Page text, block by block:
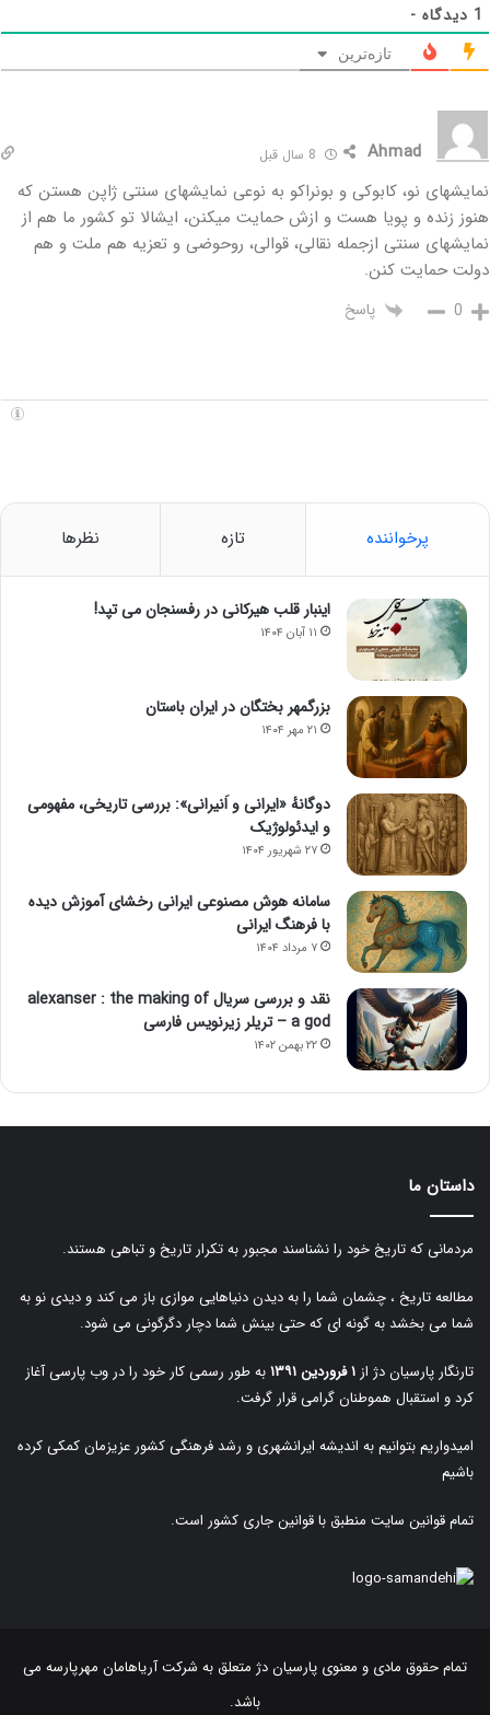
1 دیدگاه -
تازه‌ترین
Ahmad
نمایشهای نو، کابوکی و بونراکو به نوعی نمایشهای سنتی ژاپن هستن که
هنوز زنده و پویا هست و ازش حمایت میکنن، ایشالا تو کشور ما هم از
نمایشهای سنتی ازجمله نقالی، قوالی، روحوضی و تعزیه هم ملت و هم
دولت حمایت کنن.
0 پاسخ
پرخواننده تازه نظرها
اینبار قلب هیرکانی در رفسنجان می تپد!
۱۱ آبان ۱۴۰۴
بزرگمهر بختگان در ایران باستان
۲۱ مهر ۱۴۰۴
دوگانهٔ «ایرانی و اَنیرانی»: بررسی تاریخی، مفهومی
و ایدئولوژیک
۲۷ شهریور ۱۴۰۴
سامانه هوش مصنوعی ایرانی رخشای آموزش دیده
با فرهنگ ایرانی
۷ مرداد ۱۴۰۴
نقد و بررسی سریال alexanser : the making of
a god – تریلر زیرنویس فارسی
۲۲ بهمن ۱۴۰۲
داستان ما
مردمانی که تاریخ خود را نشناسند مجبور به تکرار تاریخ و تباهی هستند.
مطالعه تاریخ ، چشمان شما را به دیدن دنیاهایی موازی باز می کند و دیدی نو به
شما می بخشد به گونه ای که حتی بینش شما دچار دگرگونی می شود.
تارنگار پارسیان دژ از۱ فروردین ۱۳۹۱
به طور رسمی کار خود را در وب پارسی آغاز
کرد و استقبال هموطنان گرامی قرار گرفت.
امیدواریم بتوانیم به اندیشه ایرانشهری و رشد فرهنگی کشور عزیزمان کمکی کرده
باشیم
تمام قوانین سایت منطبق با قوانین جاری کشور است.
تمام حقوق مادی و معنوی پارسیان دژ متعلق به شرکت آریاهامان مهرپارسه می
باشد.